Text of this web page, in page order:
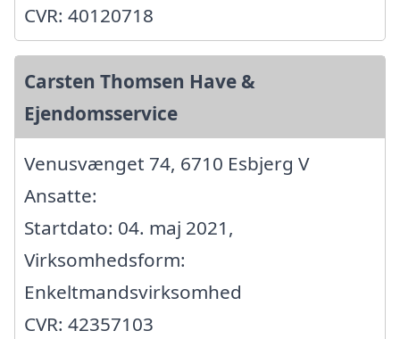
CVR: 40120718
Carsten Thomsen Have &
Ejendomsservice
Venusvænget 74, 6710 Esbjerg V
Ansatte:
Startdato: 04. maj 2021,
Virksomhedsform:
Enkeltmandsvirksomhed
CVR: 42357103